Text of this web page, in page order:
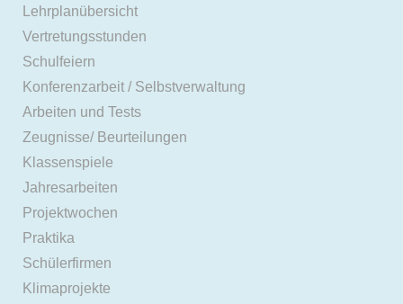
Lehrplanübersicht
Vertretungsstunden
Schulfeiern
Konferenzarbeit / Selbstverwaltung
Arbeiten und Tests
Zeugnisse/ Beurteilungen
Klassenspiele
Jahresarbeiten
Projektwochen
Praktika
Schülerfirmen
Klimaprojekte